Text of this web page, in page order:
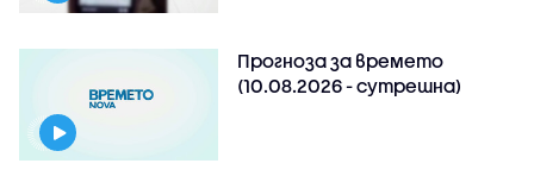
Прогноза за времето
(10.08.2026 - сутрешна)